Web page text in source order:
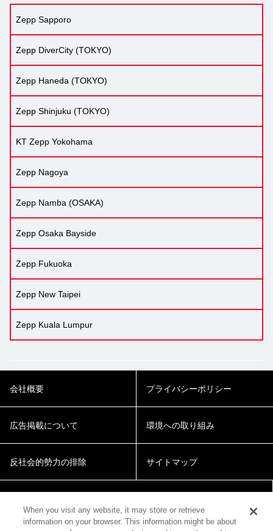
Zepp Sapporo
Zepp DiverCity (TOKYO)
Zepp Haneda (TOKYO)
Zepp Shinjuku (TOKYO)
KT Zepp Yokohama
Zepp Nagoya
Zepp Namba (OSAKA)
Zepp Osaka Bayside
Zepp Fukuoka
Zepp New Taipei
Zepp Kuala Lumpur
会社概要 プライバシーポリシー
広告掲載について 環境への取り組み
反社会的勢力の排除 サイトマップ
When you visit any website, it may store or retrieve
information on your browser. This information might be about